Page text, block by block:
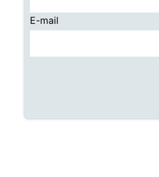
E-mail